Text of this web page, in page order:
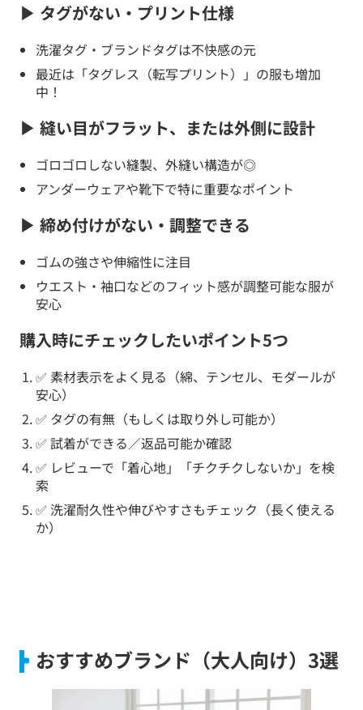
▶ タグがない・プリント仕様
洗濯タグ・ブランドタグは不快感の元
最近は「タグレス（転写プリント）」の服も増加
中！
▶ 縫い目がフラット、または外側に設計
ゴロゴロしない縫製、外縫い構造が◎
アンダーウェアや靴下で特に重要なポイント
▶ 締め付けがない・調整できる
ゴムの強さや伸縮性に注目
ウエスト・袖口などのフィット感が調整可能な服が
安心
購入時にチェックしたいポイント5つ
✅ 素材表示をよく見る（綿、テンセル、モダールが
安心）
✅ タグの有無（もしくは取り外し可能か）
✅ 試着ができる／返品可能か確認
✅ レビューで「着心地」「チクチクしないか」を検
索
✅ 洗濯耐久性や伸びやすさもチェック（長く使える
か）
おすすめブランド（大人向け）3選